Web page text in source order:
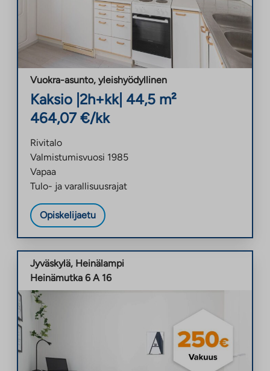
Vuokra-asunto, yleishyödyllinen
Kaksio 2h+kk| 44,5 m²
464,07 €/kk
Rivitalo
Valmistumisvuosi 1985
Vapaa
Tulo- ja varallisuusrajat
Opiskelijaetu
Jyväskylä, Heinälampi
Heinämutka 6 A 16